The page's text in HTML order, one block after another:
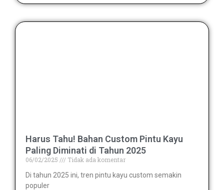
Harus Tahu! Bahan Custom Pintu Kayu
Paling Diminati di Tahun 2025
06/02/2025
Tidak ada komentar
Di tahun 2025 ini, tren pintu kayu custom semakin
populer